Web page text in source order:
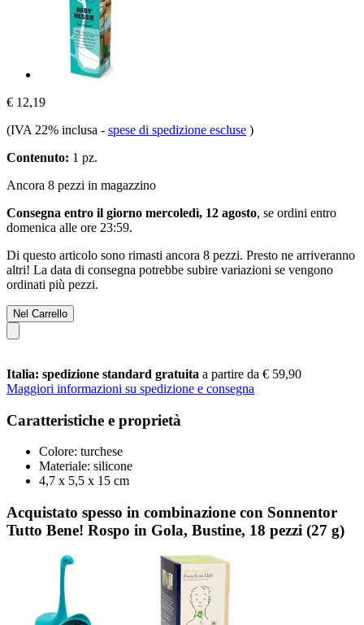
€ 12,19
(IVA 22% inclusa - spese di spedizione escluse )
Contenuto: 1 pz.
Ancora 8 pezzi in magazzino
Consegna entro il giorno mercoledì, 12 agosto, se ordini entro
domenica alle ore 23:59.
Di questo articolo sono rimasti ancora 8 pezzi. Presto ne arriveranno
altri! La data di consegna potrebbe subire variazioni se vengono
ordinati più pezzi.
Nel Carrello
Italia: spedizione standard gratuita a partire da € 59,90
Maggiori informazioni su spedizione e consegna
Caratteristiche e proprietà
Colore: turchese
Materiale: silicone
4,7 x 5,5 x 15 cm
Acquistato spesso in combinazione con Sonnentor
Tutto Bene! Rospo in Gola, Bustine, 18 pezzi (27 g)